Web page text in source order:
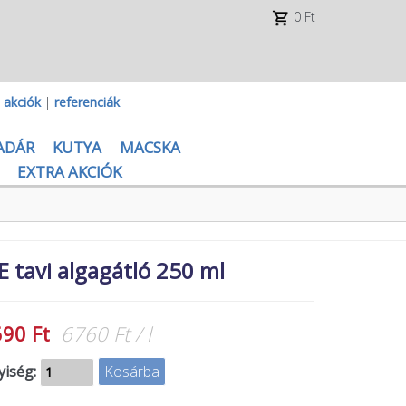
0 Ft
akciók| referenciák
KUTYA
MACSKA
EXTRA AKCIÓK
tavi algagátló 250 ml
Ft 6760 Ft / l